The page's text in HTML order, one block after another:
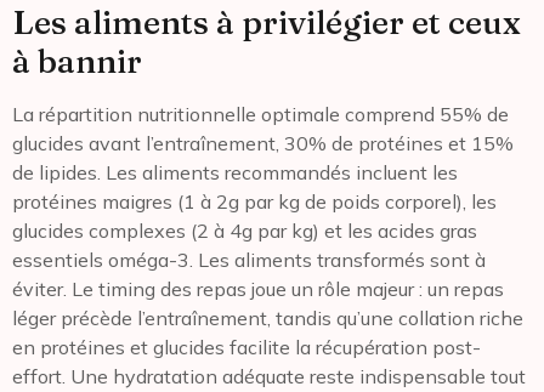
Les aliments à privilégier et ceux
à bannir
La répartition nutritionnelle optimale comprend 55% de
glucides avant l’entraînement, 30% de protéines et 15%
de lipides. Les aliments recommandés incluent les
protéines maigres (1 à 2g par kg de poids corporel), les
glucides complexes (2 à 4g par kg) et les acides gras
essentiels oméga-3. Les aliments transformés sont à
éviter. Le timing des repas joue un rôle majeur : un repas
léger précède l’entraînement, tandis qu’une collation riche
en protéines et glucides facilite la récupération post-
effort. Une hydratation adéquate reste indispensable tout